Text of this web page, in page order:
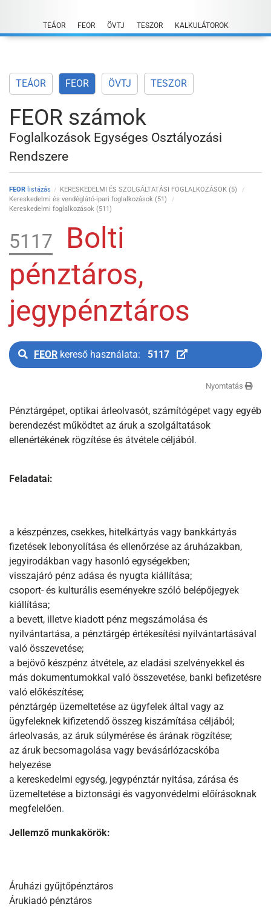
content
TEÁOR FEOR ÖVTJ TESZOR KALKULÁTOROK
TEÁOR FEOR ÖVTJ TESZOR
FEOR számok
Foglalkozások Egységes Osztályozási
Rendszere
FEOR listázás
KERESKEDELMI ÉS SZOLGÁLTATÁSI FOGLALKOZÁSOK (5)
Kereskedelmi és vendéglátó-ipari foglalkozások (51)
Kereskedelmi foglalkozások (511)
5117
Bolti
pénztáros,
jegypénztáros
FEOR kereső használata: 5117
Nyomtatás
Pénztárgépet, optikai árleolvasót, számítógépet vagy egyéb
berendezést működtet az áruk a szolgáltatások
ellenértékének rögzítése és átvétele céljából.
Feladatai:
a készpénzes, csekkes, hitelkártyás vagy bankkártyás
fizetések lebonyolítása és ellenőrzése az áruházakban,
jegyirodákban vagy hasonló egységekben;
visszajáró pénz adása és nyugta kiállítása;
csoport- és kulturális eseményekre szóló belépőjegyek
kiállítása;
a bevett, illetve kiadott pénz megszámolása és
nyilvántartása, a pénztárgép értékesítési nyilvántartásával
való összevetése;
a bejövő készpénz átvétele, az eladási szelvényekkel és
más dokumentumokkal való összevetése, banki befizetésre
való előkészítése;
pénztárgép üzemeltetése az ügyfelek által vagy az
ügyfeleknek kifizetendő összeg kiszámítása céljából;
árleolvasás, az áruk súlymérése és árának rögzítése;
az áruk becsomagolása vagy bevásárlózacskóba
helyezése
a kereskedelmi egység, jegypénztár nyitása, zárása és
üzemeltetése a biztonsági és vagyonvédelmi előírásoknak
megfelelően.
Jellemző munkakörök:
Áruházi gyűjtőpénztáros
Árukiadó pénztáros